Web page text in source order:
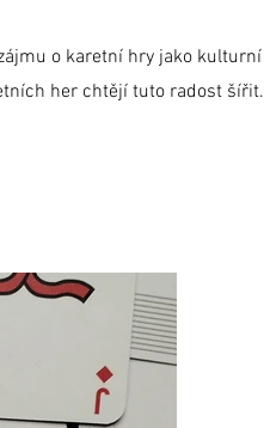
o karetní hry jako kulturní
her chtějí tuto radost šířit.